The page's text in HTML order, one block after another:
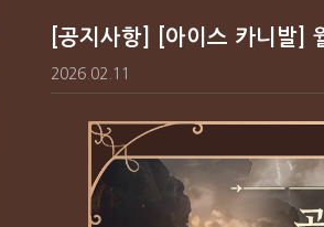
[공지사항] [아이스 카니발]
2026.02.11